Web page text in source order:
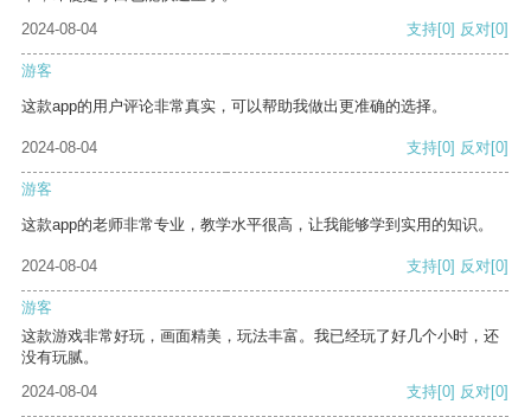
2024-08-04
支持[0] 反对[0]
游客
这款app的用户评论非常真实，可以帮助我做出更准确的选择。
2024-08-04 支持[0] 反对[0]
游客
这款app的老师非常专业，教学水平很高，让我能够学到实用的知识。
2024-08-04 支持[0] 反对[0]
游客
这款游戏非常好玩，画面精美，玩法丰富。我已经玩了好几个小时，还
没有玩腻。
2024-08-04
支持[0] 反对[0]